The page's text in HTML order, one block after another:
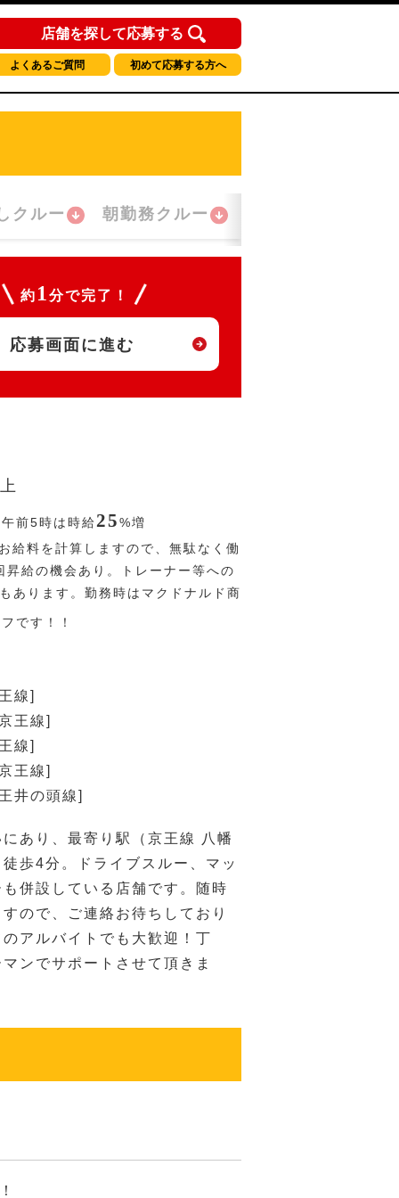
店舗を探して応募する
よくあるご質問 初めて応募する方へ
クルー 朝勤務クルー
約 1 分で完了！
応募画面に進む
前5時は時給25%増
給料を計算しますので、無駄なく働
昇給の機会あり。トレーナー等への
あります。勤務時はマクドナルド商
です！！
線]
王線]
線]
王線]
井の頭線]
あり、最寄り駅（京王線 八幡
歩4分。ドライブスルー、マッ
併設している店舗です。随時
ので、ご連絡お待ちしており
アルバイトでも大歓迎！丁
ンでサポートさせて頂きま